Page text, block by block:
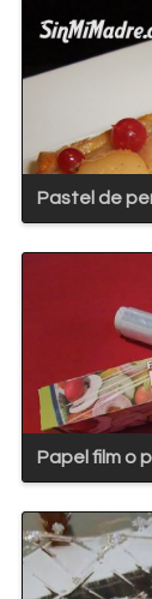
Pastel de
Papel film o